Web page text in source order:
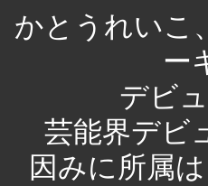
かとうれいこ
ー
デビ
芸能界デビ
因みに所属